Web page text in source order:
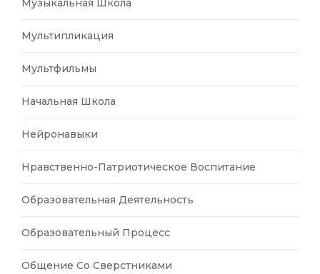
Мультипликация
Мультфильмы
Начальная Школа
Нейронавыки
Нравственно-Патриотическое Воспитание
Образовательная Деятельность
Образовательный Процесс
Общение Со Сверстниками